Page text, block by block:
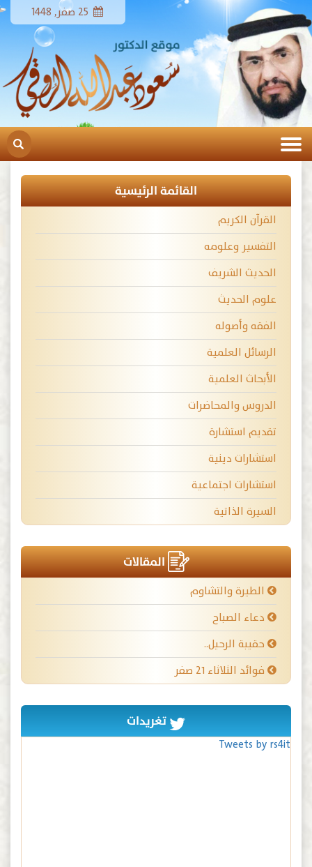
القائمة الرئيسية
القرآن الكريم
التفسير وعلومه
الحديث الشريف
علوم الحديث
الفقه وأصوله
الرسائل العلمية
الأبحاث العلمية
الدروس والمحاضرات
تقديم استشارة
استشارات دينية
استشارات اجتماعية
السيرة الذاتية
المقالات
الطيرة والتشاوم
دعاء الصباح
حقيبة الرحيل..
فوائد الثلاثاء ٢١ صفر
تغريدات
Tweets by rs4it